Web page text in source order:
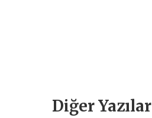
Diğer Yazılar